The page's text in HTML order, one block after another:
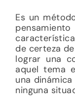
Es un
de certeza
lograr una
aquel tema
una
ninguna